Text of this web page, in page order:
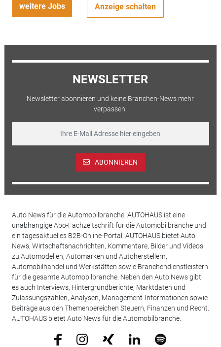
weitere Jobs Anzeige schalten
NEWSLETTER
Newsletter abonnieren und keine Branchen-News mehr
verpassen.
ABONNIEREN
Auto News für die Automobilbranche: AUTOHAUS ist eine
unabhängige Abo-Fachzeitschrift für die Automobilbranche und
ein tagesaktuelles B2B-Online-Portal. AUTOHAUS bietet Auto
News, Wirtschaftsnachrichten, Kommentare, Bilder und Videos
zu Automodellen, Automarken und Autoherstellern,
Automobilhandel und Werkstätten sowie Branchendienstleistern
für die gesamte Automobilbranche. Neben den Auto News gibt
es auch Interviews, Hintergrundberichte, Marktdaten und
Zulassungszahlen, Analysen, Management-Informationen sowie
Beiträge aus den Themenbereichen Steuern, Finanzen und Recht.
AUTOHAUS bietet Auto News für die Automobilbranche.